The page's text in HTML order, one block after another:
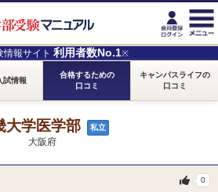
情報サイト 利用者数No.1※
試情報
合格するための
口コミ
キャンパスライフの
口コミ
大学医学部 私立
大阪府
0